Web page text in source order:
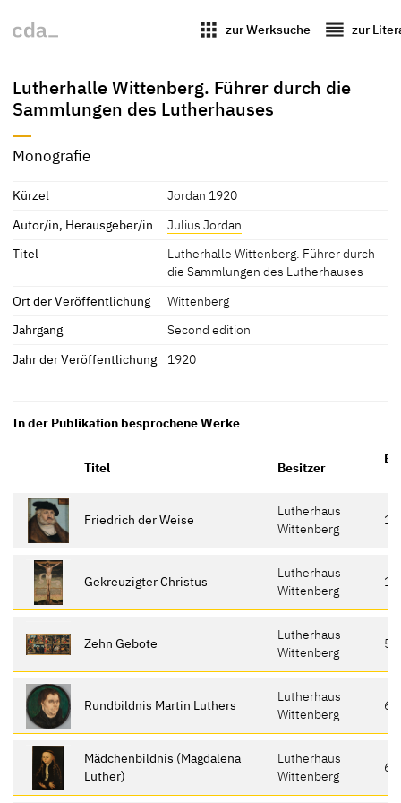
apps zur Werksuche reorder zur
Lutherhalle Wittenberg. Führer durch die
Sammlungen des Lutherhauses
Monografie
Kürzel
Jordan 1920
Autor/in, Herausgeber/in
Julius Jordan
Titel
Lutherhalle Wittenberg. Führer durch
die Sammlungen des Lutherhauses
Ort der Veröffentlichung
Wittenberg
Jahrgang
Second edition
Jahr der Veröffentlichung
1920
In der Publikation besprochene Werke
Titel Besitzer
Friedrich der Weise
Lutherhaus
Wittenberg
13
Gekreuzigter Christus
Lutherhaus
Wittenberg
16
Zehn Gebote
Lutherhaus
Wittenberg
5
Rundbildnis Martin Luthers
Lutherhaus
Wittenberg
6
Mädchenbildnis (Magdalena
Luther)
Lutherhaus
Wittenberg
6